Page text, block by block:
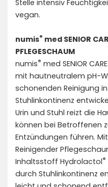
Stelle intensiv
vegan.
numis® med SENIOR
PFLEGESCHAUM
numis® med SENIOR
mit hautneutralem pH-
schonenden Reinigung
Stuhlinkontinenz
Urin und Stuhl reizt die
können bei Betroffenen
Entzündungen führen.
Reinigender
Inhaltsstoff Hydrolactol®
durch Stuhlinkontinenz